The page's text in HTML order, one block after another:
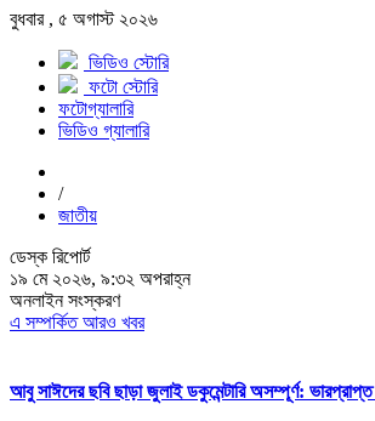
বুধবার , ৫ অগাস্ট ২০২৬
ভিডিও স্টোরি
ফটো স্টোরি
ফটোগ্যালারি
ভিডিও গ্যালারি
/
জাতীয়
ডেস্ক রিপোর্ট
১৯ মে ২০২৬, ৯:৩২ অপরাহ্ন
অনলাইন সংস্করণ
এ সম্পর্কিত আরও খবর
আবু সাঈদের ছবি ছাড়া জুলাই ডকুমেন্টারি অসম্পূর্ণ: ভারপ্রাপ্ত